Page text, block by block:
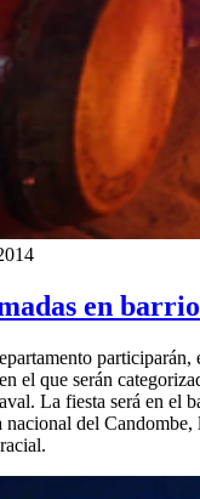
en
participarán,
el que serán
La fiesta será en el
nacional del Candombe,